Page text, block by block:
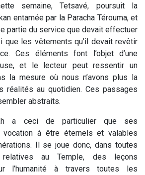
semaine, Tetsavé, poursuit la
entamée par la Paracha Térouma, et
partie du service que devait effectuer
que les vêtements qu’il devait revêtir
Ces éléments font l’objet d’une
et le lecteur peut ressentir un
la mesure où nous n’avons plus la
réalités au quotidien. Ces passages
abstraits.
a ceci de particulier que ses
vocation à être éternels et valables
Il se joue donc, dans toutes
au Temple, des leçons
l’humanité à travers toutes les